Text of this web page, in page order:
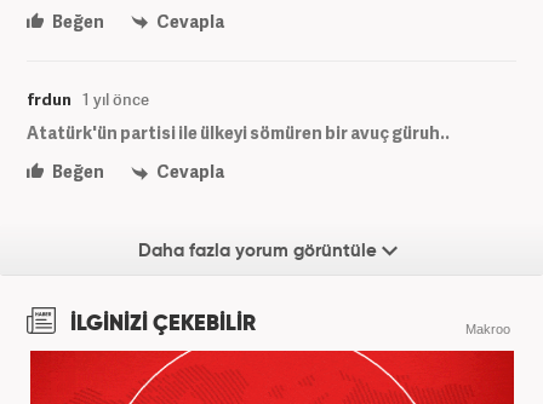
Beğen Cevapla
frdun 1 yıl önce
Atatürk'ün partisi ile ülkeyi sömüren bir avuç güruh..
Beğen
Cevapla
Daha fazla yorum görüntüle
İLGİNİZİ ÇEKEBİLİR Makroo